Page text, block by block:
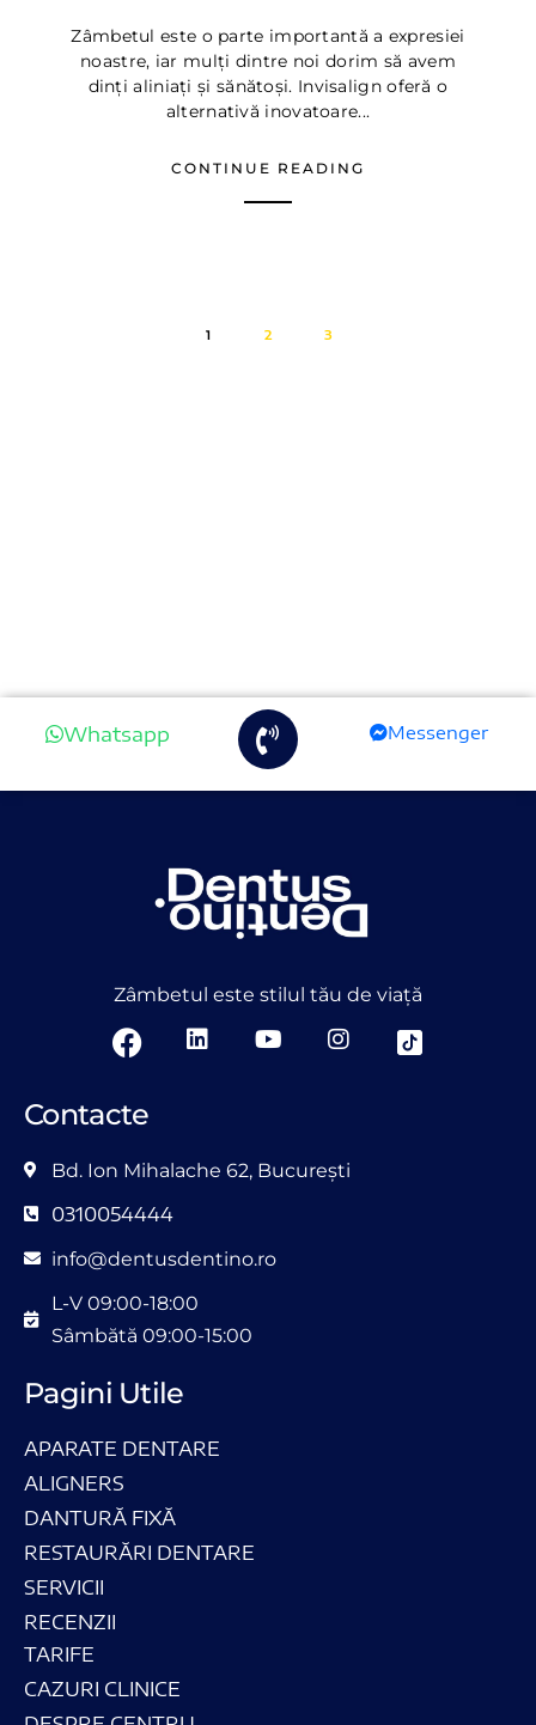
Zâmbetul este o parte importantă a expresiei
noastre, iar mulți dintre noi dorim să avem
dinți aliniați și sănătoși. Invisalign oferă o
alternativă inovatoare...
CONTINUE READING
1 2 3
Whatsapp Messenger
Zâmbetul este stilul tău de viață
Contacte
Bd. Ion Mihalache 62, București
0310054444
info@dentusdentino.ro
L-V 09:00-18:00
Sâmbătă 09:00-15:00
Pagini Utile
APARATE DENTARE
ALIGNERS
DANTURĂ FIXĂ
RESTAURĂRI DENTARE
SERVICII
RECENZII
TARIFE
CAZURI CLINICE